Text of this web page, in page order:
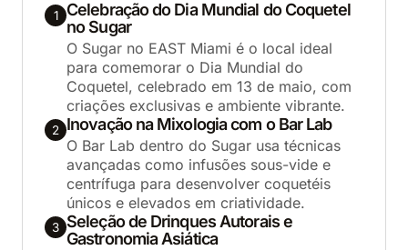
1
Celebração do Dia Mundial do Coquetel
no Sugar
O Sugar no EAST Miami é o local ideal
para comemorar o Dia Mundial do
Coquetel, celebrado em 13 de maio, com
criações exclusivas e ambiente vibrante.
2 Inovação na Mixologia com o Bar Lab
O Bar Lab dentro do Sugar usa técnicas
avançadas como infusões sous-vide e
centrífuga para desenvolver coquetéis
únicos e elevados em criatividade.
3 Seleção de Drinques Autorais e
Gastronomia Asiática